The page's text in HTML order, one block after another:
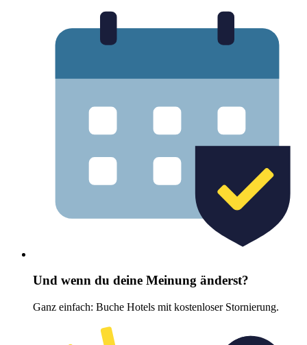
Und wenn du deine Meinung änderst?
Ganz einfach: Buche Hotels mit kostenloser Stornierung.